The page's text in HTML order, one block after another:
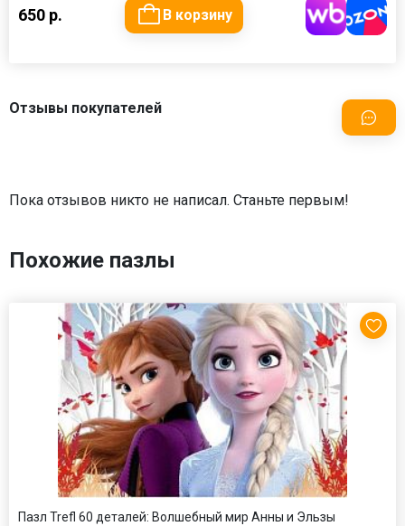
650 р. В корзину
Отзывы покупателей
Пока отзывов никто не написал. Станьте первым!
Похожие пазлы
Пазл Trefl 60 деталей: Волшебный мир Анны и Эльзы